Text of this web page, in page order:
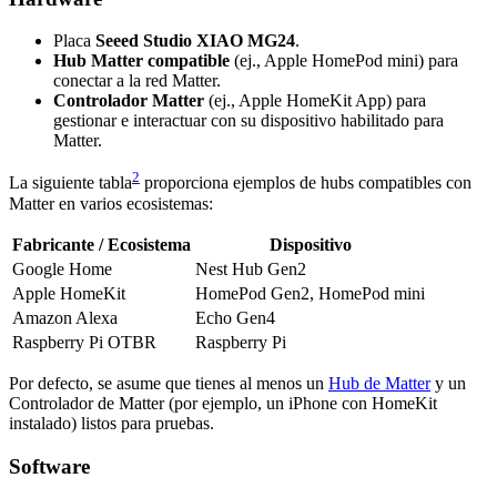
Placa Seeed Studio XIAO MG24.
Hub Matter compatible (ej., Apple HomePod mini) para
conectar a la red Matter.
Controlador Matter (ej., Apple HomeKit App) para
gestionar e interactuar con su dispositivo habilitado para
Matter.
La siguiente tabla2 proporciona ejemplos de hubs compatibles con
Matter en varios ecosistemas:
Fabricante / Ecosistema
Dispositivo
Google Home
Nest Hub Gen2
Apple HomeKit
HomePod Gen2, HomePod mini
Amazon Alexa
Echo Gen4
Raspberry Pi OTBR
Raspberry Pi
Por defecto, se asume que tienes al menos un Hub de Mattery un
Controlador de Matter (por ejemplo, un iPhone con HomeKit
instalado) listos para pruebas.
Software